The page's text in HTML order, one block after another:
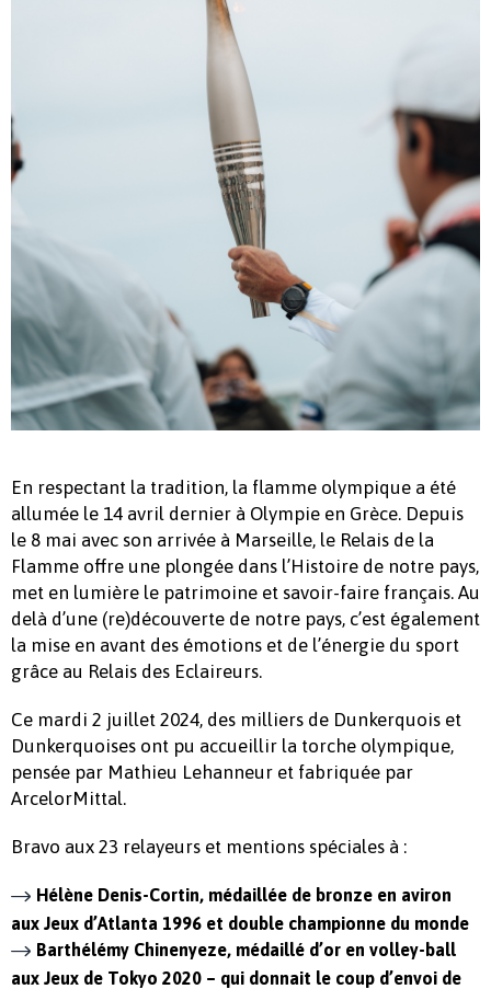
En respectant la tradition, la flamme olympique a été
allumée le 14 avril dernier à Olympie en Grèce. Depuis
le 8 mai avec son arrivée à Marseille, le Relais de la
Flamme offre une plongée dans l’Histoire de notre pays,
met en lumière le patrimoine et savoir-faire français. Au
delà d’une (re)découverte de notre pays, c’est également
la mise en avant des émotions et de l’énergie du sport
grâce au Relais des Eclaireurs.
Ce mardi 2 juillet 2024, des milliers de Dunkerquois et
Dunkerquoises ont pu accueillir la torche olympique,
pensée par Mathieu Lehanneur et fabriquée par
ArcelorMittal.
Bravo aux 23 relayeurs et mentions spéciales à :
Hélène Denis-Cortin, médaillée de bronze en aviron
aux Jeux d’Atlanta 1996 et double championne du monde
Barthélémy Chinenyeze, médaillé d’or en volley-ball
aux Jeux de Tokyo 2020 – qui donnait le coup d’envoi de